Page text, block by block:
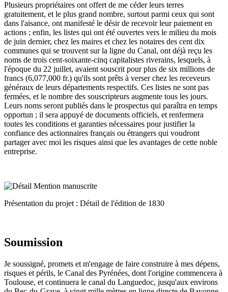
Plusieurs propriétaires ont offert de me céder leurs terres
gratuitement, et le plus grand nombre, surtout parmi ceux qui sont
dans l'aisance, ont manifesté le désir de recevoir leur paiement en
actions ; enfin, les listes qui ont été ouvertes vers le milieu du mois
de juin dernier, chez les maires et chez les notaires des cent dix
communes qui se trouvent sur la ligne du Canal, ont déjà reçu les
noms de trois cent-soixante-cinq capitalistes riverains, lesquels, à
l'époque du 22 juillet, avaient souscrit pour plus de six millions de
francs (6,077,000 fr.) qu'ils sont prêts à verser chez les receveurs
généraux de leurs départements respectifs. Ces listes ne sont pas
fermées, et le nombre des souscripteurs augmente tous les jours.
Leurs noms seront publiés dans le prospectus qui paraîtra en temps
opportun ; il sera appuyé de documents officiels, et renfermera
toutes les conditions et garanties nécessaires pour justifier la
confiance des actionnaires français ou étrangers qui voudront
partager avec moi les risques ainsi que les avantages de cette noble
entreprise.
Présentation du projet : Détail de l'édition de 1830
Soumission
Je soussigné, promets et m'engage de faire construire à mes dépens,
risques et périls, le Canal des Pyrénées, dont l'origine commencera à
Toulouse, et continuera le canal du Languedoc, jusqu'aux environs